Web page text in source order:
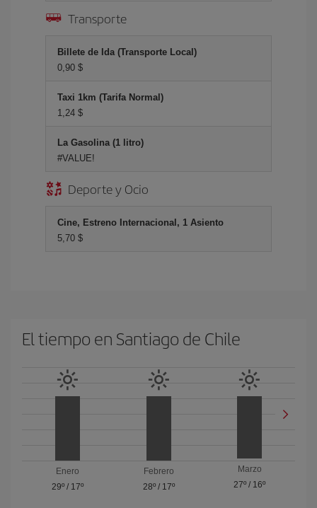
Transporte
Billete de Ida (Transporte Local)
0,90 $
Taxi 1km (Tarifa Normal)
1,24 $
La Gasolina (1 litro)
#VALUE!
Deporte y Ocio
Cine, Estreno Internacional, 1 Asiento
5,70 $
El tiempo en Santiago de Chile
Enero
29º/ 17º
Febrero
28º/ 17º
Marzo
27º / 16º